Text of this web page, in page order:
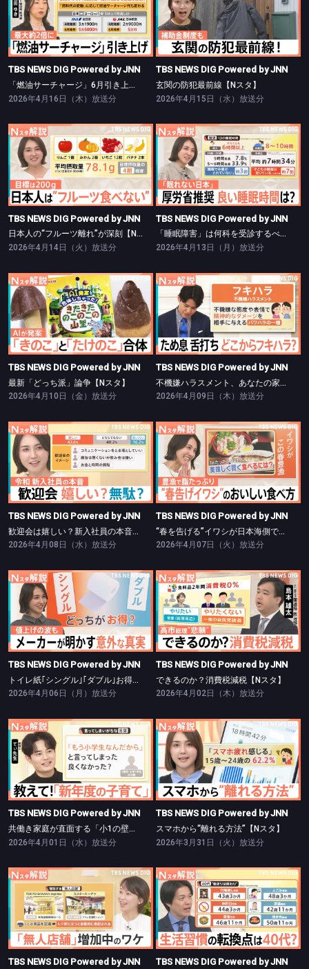
TBS NEWS DIG Powered by JNN
「燃油サーチャージ」6月引き上げ【Nスタ】
TBS NEWS DIG Powered by JNN
「燃油サーチャージ」6月引き上げ【Nスタ】
2026年4月16日（木）放送分
TBS NEWS DIG Powered by JNN
玄関の防犯最前線【Nスタ】
TBS NEWS DIG Powered by JNN
玄関の防犯最前線【Nスタ】
2026年4月15日（水）放送分
TBS NEWS DIG Powered by JNN
日本人の“フルーツ離れ”が深刻【Nスタ】
TBS NEWS DIG Powered by JNN
日本人の“フルーツ離れ”が深刻【Nスタ】
2026年4月14日（火）放送分
TBS NEWS DIG Powered by JNN
「睡眠障害」は何科を受診するべき?【Nスタ】
TBS NEWS DIG Powered by JNN
「睡眠障害」は何科を受診するべき?【Nスタ】
2026年4月13日（月）放送分
TBS NEWS DIG Powered by JNN
最新「どっち派」論争【Nスタ】
TBS NEWS DIG Powered by JNN
最新「どっち派」論争【Nスタ】
2026年4月10日（金）放送分
TBS NEWS DIG Powered by JNN
TBS NEWS DIG Powered by JNN
不機嫌ハラスメント、あなたの家族は大丈夫？【Nスタ】
2026年4月09日（木）放送分
TBS NEWS DIG Powered by JNN
歓迎会は嬉しい？新入社員の本音【Nスタ】
TBS NEWS DIG Powered by JNN
歓迎会は嬉しい？新入社員の本音【Nスタ】
2026年4月08日（水）放送分
TBS NEWS DIG Powered by JNN
“春を告げる”イワシが日本海側で豊漁に！【Nスタ】
TBS NEWS DIG Powered by JNN
“春を告げる”イワシが日本海側で豊漁に！【Nスタ】
2026年4月07日（火）放送分
TBS NEWS DIG Powered by JNN
TBS NEWS DIG Powered by JNN
トイレ紙｢シングル｣｢ダブル｣お得は？【Nスタ】
2026年4月06日（月）放送分
TBS NEWS DIG Powered by JNN
できるのか？消費税減税【Nスタ】
TBS NEWS DIG Powered by JNN
できるのか？消費税減税【Nスタ】
2026年4月02日（木）放送分
TBS NEWS DIG Powered by JNN
共働き家庭が直面する「小1の壁」【Nスタ】
TBS NEWS DIG Powered by JNN
共働き家庭が直面する「小1の壁」【Nスタ】
2026年4月01日（水）放送分
TBS NEWS DIG Powered by JNN
スマホから“離れる方法”【Nスタ】
TBS NEWS DIG Powered by JNN
スマホから“離れる方法”【Nスタ】
2026年3月31日（火）放送分
TBS NEWS DIG Powered by JNN
お土産や化粧品も…増加する無人店舗【Nスタ】
TBS NEWS DIG Powered by JNN
TBS NEWS DIG Powered by JNN
焼き肉より野菜が恋しい…生活習慣の転換点【Nスタ】
TBS NEWS DIG Powered by JNN